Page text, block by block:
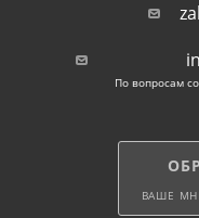
По вопросам
ВАШЕ